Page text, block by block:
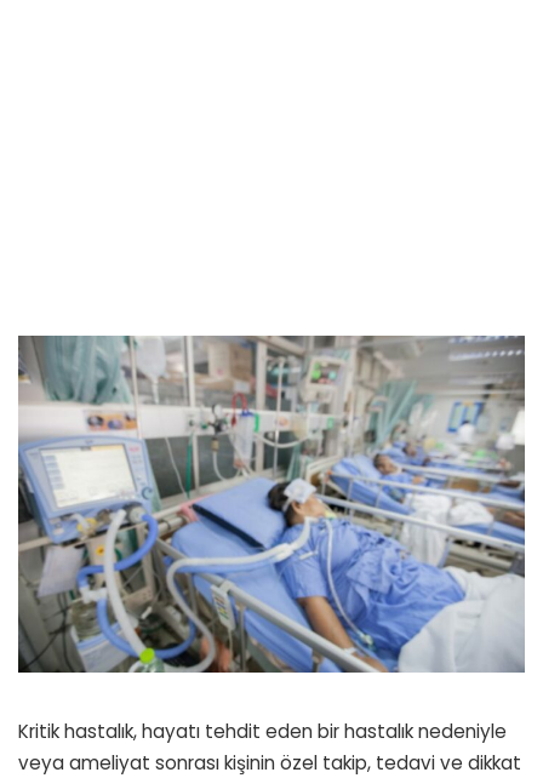
Kritik hastalık, hayatı tehdit eden bir hastalık nedeniyle
veya ameliyat sonrası kişinin özel takip, tedavi ve dikkat